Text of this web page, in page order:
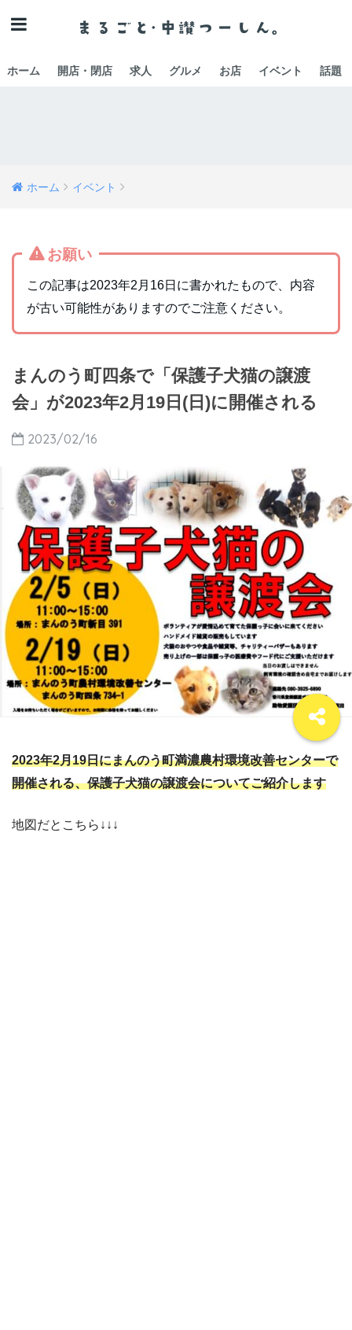
ホーム 開店・閉店 求人 グルメ お店 イベント 話題
ホーム イベント
お願い
この記事は2023年2月16日に書かれたもので、内容
が古い可能性がありますのでご注意ください。
まんのう町四条で「保護子犬猫の譲渡
会」が2023年2月19日(日)に開催される
2023/02/16
2023年2月19日にまんのう町満濃農村環境改善センターで
開催される、保護子犬猫の譲渡会についてご紹介します
地図だとこちら↓↓↓